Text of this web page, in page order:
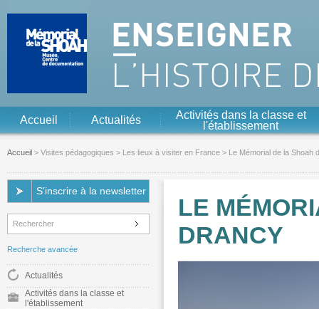
Accueil Actualités
Activités dans la classe et
l'établissement
Accueil > Visites pédagogiques > Les lieux à visiter en France > Le Mémorial de la Shoah
S'inscrire à la newsletter
Recherche avancée
Actualités
Activités dans la classe et
l'établissement
LE
DRANCY